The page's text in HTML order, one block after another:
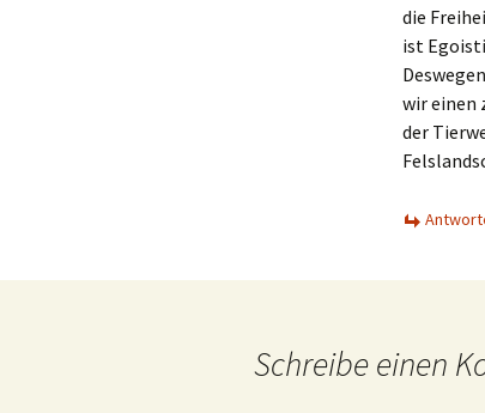
die
ist
wir einen
der
Schreibe einen